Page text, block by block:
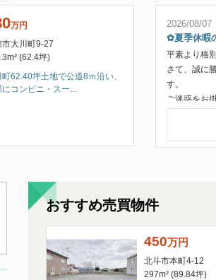
万円
市大川町9-27
(62.4坪)
町62.40坪土地で公道8ｍ沿い、
にコンビニ・スー…
2026/08/07
✿夏季休暇
平素より格
さて、誠に
す。
ご迷惑をお
夏季休業期
壁、床、キ
学生さん、
詳しくは
https://
おすすめ売買物件
450万円
北斗市本町4-12
297m² (89.84坪)